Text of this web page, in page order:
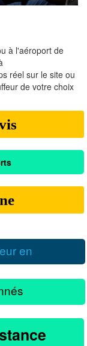
à l'aéroport de
réel sur le site ou
de votre choix
en